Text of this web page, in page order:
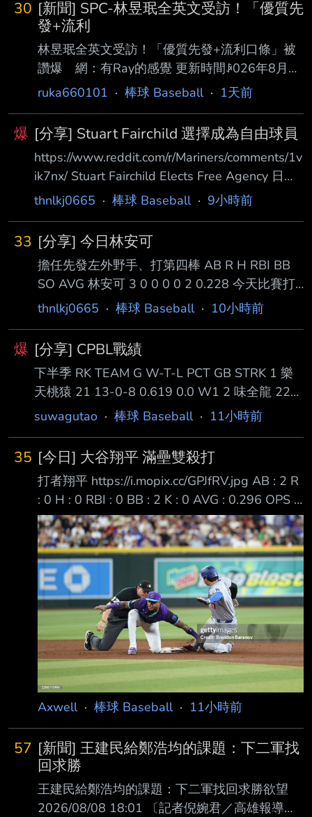
日開幕）結團儀式與記者會。身為日本棒壇傳
奇，桑田 真澄在會中對日本棒球界現況敲響警
鐘，直指日本球界目前過度偏重「力量與速
度」，導 致傳統引以為傲的細膩技術下滑，這是
日本棒球正面臨的一大危機。 盲目推崇美式球
風 不注重棒球理解 當被問及現在的球員與他小
時候的差異時
30 [新聞] SPC-林昱珉全英文受訪！「優質先
發+流利
林昱珉全英文受訪！「優質先發+流利口條」被
讚爆 網：有Ray的感覺 更新時間ꀲ026年8月7
日週五 下午10:53 體育中心／綜合報導 旅美效
教士3A，主投6局失2分、送出6次三 振，收下
本季第6勝，值得一提的是，他賽後全程以流利
英文接受場邊訪問更成為球迷熱 議焦點。相關
影片被轉發至Threads後，截至目前已累積超過
破萬人按讚，不少網友大讚 他的英文口說能力
與自信表現。 林昱珉此役休息7天後重返先發輪
值，全場被敲6支安打、失2分，完成6局投球並
送出6次 三振，連
ruka660101 · 棒球 Baseball· 1天前
爆 [分享] Stuart Fairchild 選擇成為自由球員
https://www.reddit.com/r/Mariners/comments/1v
ik7nx/ Stuart Fairchild Elects Free Agency 日前
遭到水手隊DFA的費仔 Stuart Fairchild 選擇成為
隊拉上大聯盟，期間獲得一場出賽機會 以代跑身
分登場，成功跑回一分 --
thnlkj0665 · 棒球 Baseball· 9小時前
33 [分享] 今日林安可
擔任先發左外野手、打第四棒 AB R H RBI BB
SO AVG 林安可 3 0 0 0 0 2 0.228 今天比賽打
擊熄火 合計三個打數並未出現安打 並且吞下兩
他也在第九局上半被替換守備，提前下場休息
打擊率目前下降至2成28 至於西武隊在今天靠著
新秀小島大河的關鍵兩分砲，幫助西武隊以二比
一逆轉獲勝 --
thnlkj0665 · 棒球 Baseball· 10小時前
爆 [分享] CPBL戰績
下半季 RK TEAM G W-T-L PCT GB STRK 1 樂
天桃猿 21 13-0-8 0.619 0.0 W1 2 味全龍 22
12-0-10 0.545 1.5 L2 5 中信兄弟 22 10-0-12
L1 G250 中信兄弟 6:1 台鋼雄鷹 G251 味全龍vs
樂天桃猿 延至10/4原場地補賽 G252 統一獅vs富
邦悍將 延至10/4原場地補賽 全年度 RK TEAM G
W-T-L PCT GB 1
suwagutao · 棒球 Baseball· 11小時前
35 [今日] 大谷翔平 滿壘雙殺打
打者翔平 https://i.mopix.cc/GPJfRV.jpg AB : 2 R
: 0 H : 0 RBI : 0 BB : 2 K : 0 AVG : 0.296 OPS :
0.952 選到兩次保送 但有一次盜壘失敗
https://x.com/mlb_comment/status/208591293
9182325761?s=46 7局上滿壘一出局平手局面
翔平打了一個雙殺打
https://x.com/talkinbaseball_/status/20859333
63773206956?s=
Axwell· 棒球 Baseball· 11小時前
57 [新聞] 王建民給鄭浩均的課題：下二軍找
回求勝
王建民給鄭浩均的課題：下二軍找回求勝欲望
2026/08/08 18:01 〔記者倪婉君／高雄報導〕